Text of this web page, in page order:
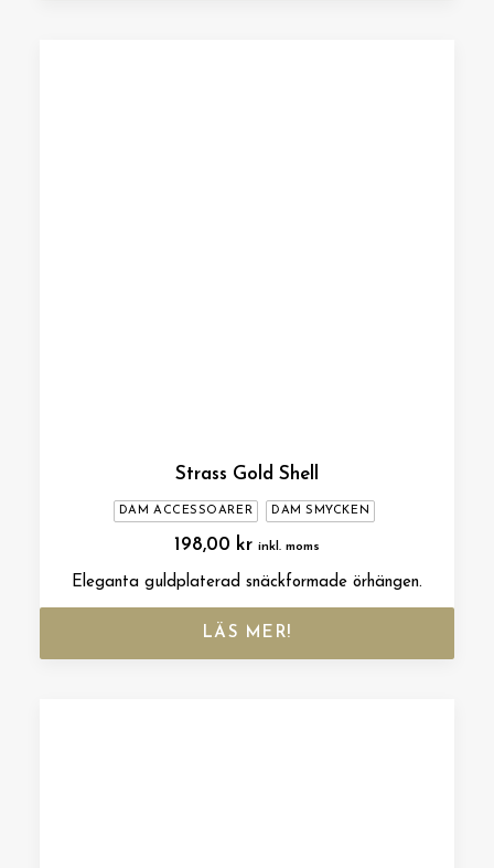
Strass Gold Shell
DAM ACCESSOARER DAM SMYCKEN
198,00 kr inkl. moms
Eleganta guldplaterad snäckformade örhängen.
LÄS MER!